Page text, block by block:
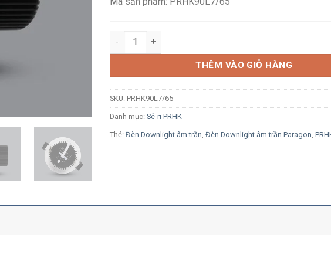
Đèn LED Downlight âm trần Paragon PRHK90L7/65
THÊM VÀO GIỎ HÀNG
SKU: PRHK90L7/65
Danh mục: Sê-ri PRHK
Thẻ: Đèn Downlight âm trần Đèn Downlight âm trần Paragon